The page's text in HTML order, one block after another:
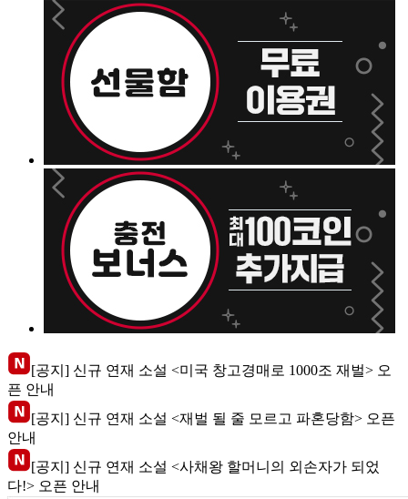
[공지] 신규 연재 소설 <미국 창고경매로 1000조 재벌> 오
픈 안내
[공지] 신규 연재 소설 <재벌 될 줄 모르고 파혼당함> 오픈
안내
[공지] 신규 연재 소설 <사채왕 할머니의 외손자가 되었
다!> 오픈 안내